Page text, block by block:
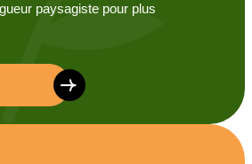
paysagiste pour plus